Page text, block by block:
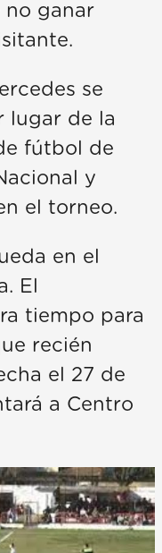
no ganar
se
lugar de la
fútbol de
y
el torneo.
en el
El
tiempo para
recién
el 27 de
a Centro